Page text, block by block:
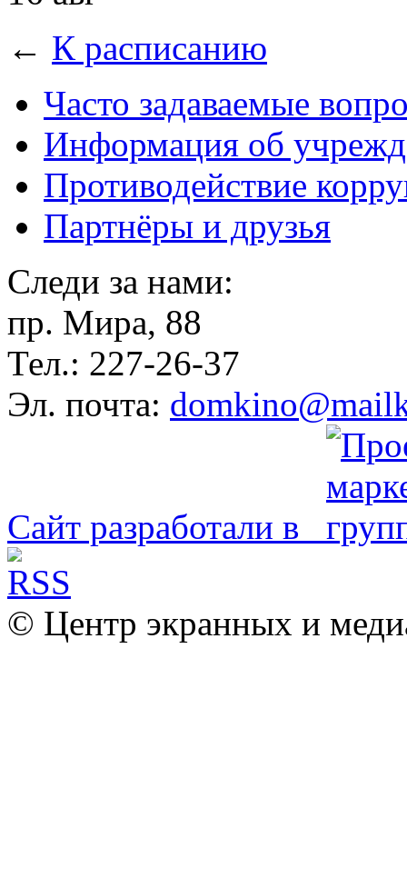
← К расписанию
Часто задаваемые
Информация об
Противодействие
Партнёры и друзья
Следи за нами:
пр. Мира, 88
Тел.: 227-26-37
Эл. почта:
Сайт разработали в
© Центр экранных и